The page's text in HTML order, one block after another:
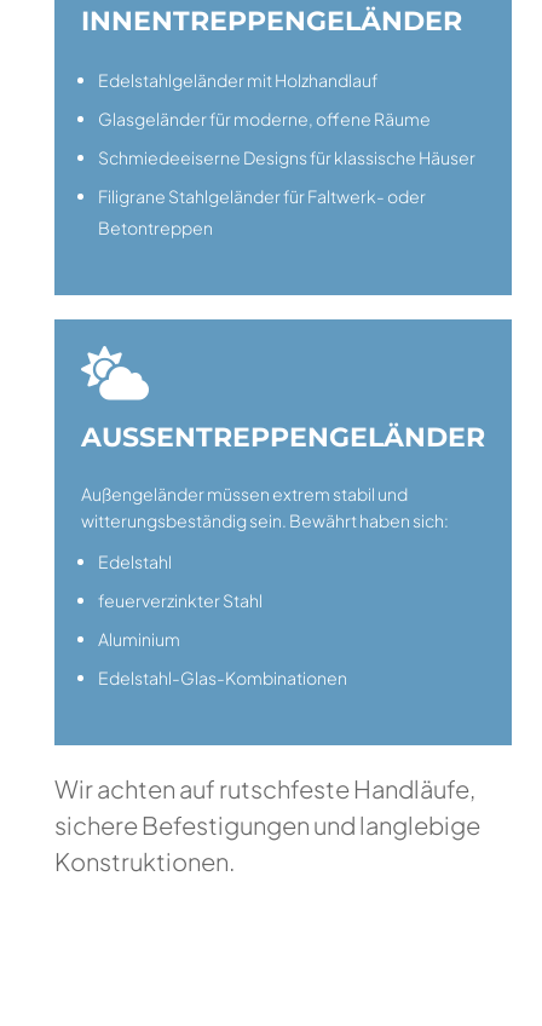
INNENTREPPENGELÄNDER
Edelstahlgeländer mit Holzhandlauf
Glasgeländer für moderne, offene Räume
Schmiedeeiserne Designs für klassische Häuser
Filigrane Stahlgeländer für Faltwerk- oder
Betontreppen

AUSSENTREPPENGELÄNDER
Außengeländer müssen extrem stabil und
witterungsbeständig sein. Bewährt haben sich:
Edelstahl
feuerverzinkter Stahl
Aluminium
Edelstahl-Glas-Kombinationen
Wir achten auf rutschfeste Handläufe,
sichere Befestigungen und langlebige
Konstruktionen.